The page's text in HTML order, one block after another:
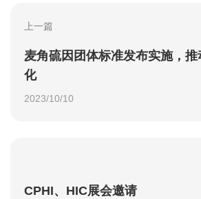
上一篇
麦角硫因团体标准发布实施，
化
2023/10/10
CPHI、HIC展会邀请